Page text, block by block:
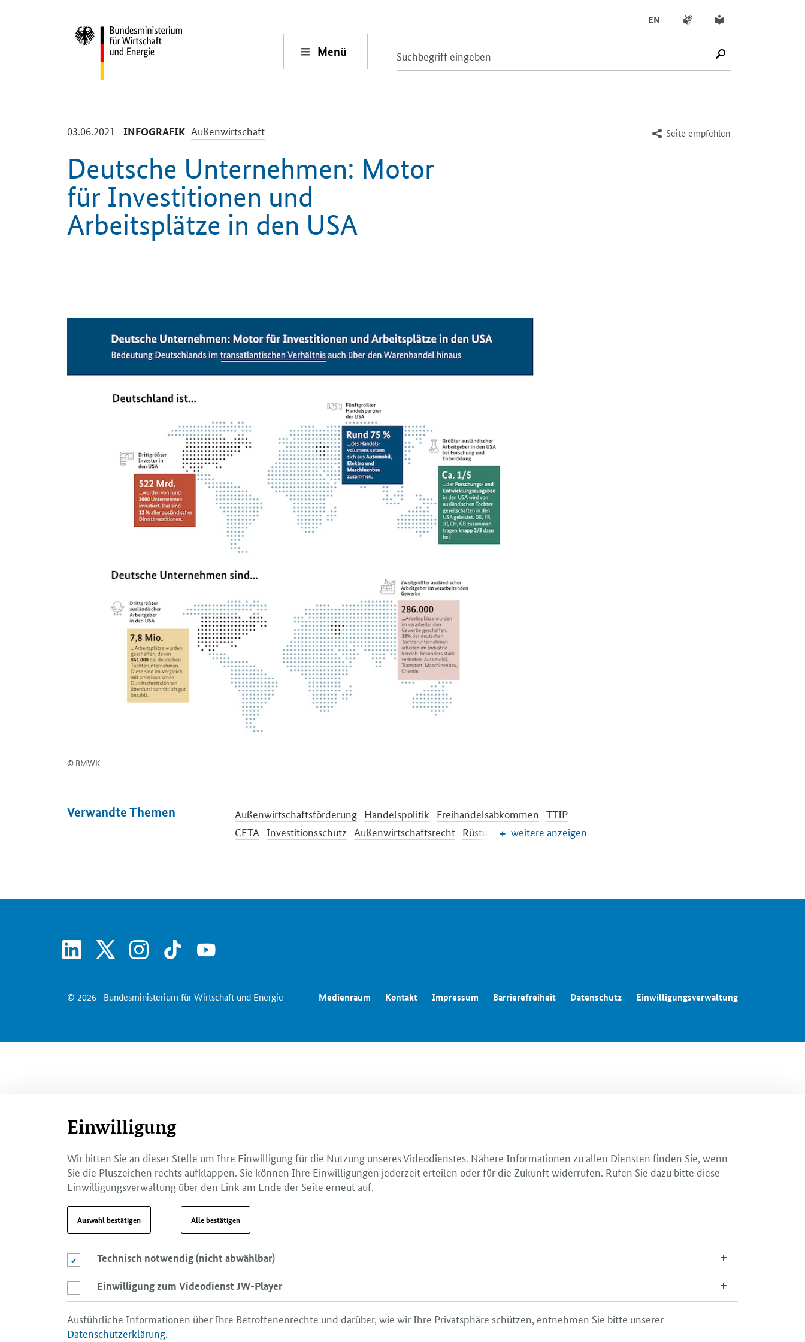
Menü SUCHE STARTEN
EN Gebärdensprache
Leichte Sprache
Seite empfehlen
03.06.2021 -
INFOGRAFIK -
Außenwirtschaft
Deutsche Unternehmen: Motor
für Investitionen und
Arbeitsplätze in den USA
© BMWK
Verwandte Themen Außenwirtschaftsförderung Handelspolitik Freihandelsabkommen TTIP
CETA Investitionsschutz Außenwirtschaftsrecht Rüstungsexportkontrolle
weitere anzeigen
linkedin instagram tiktok youtube
© 2026 Bundesministerium für Wirtschaft und Energie Medienraum Kontakt Impressum Barrierefreiheit Datenschutz Einwilligungsverwaltung
Einwilligung
Wir bitten Sie an dieser Stelle um Ihre Einwilligung für die Nutzung unseres Videodienstes. Nähere Informationen zu allen Diensten finden Sie, wenn
Sie die Pluszeichen rechts aufklappen. Sie können Ihre Einwilligungen jederzeit erteilen oder für die Zukunft widerrufen. Rufen Sie dazu bitte diese
Einwilligungsverwaltung über den Link am Ende der Seite erneut auf.
Auswahl bestätigen Alle bestätigen
Technisch notwendig (nicht abwählbar)
Technisch notwendig (nicht abwählbar)
Einwilligung zum Videodienst JW-Player
Einwilligung zum Videodienst JW-Player
Ausführliche Informationen über Ihre Betroffenenrechte und darüber, wie wir Ihre Privatsphäre schützen, entnehmen Sie bitte unserer
Datenschutzerklärung.